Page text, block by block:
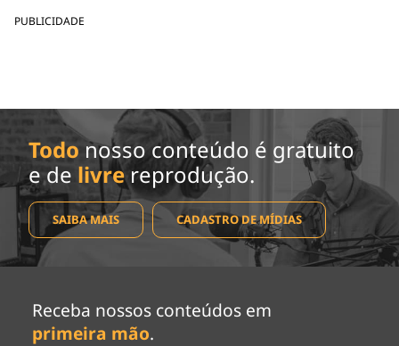
PUBLICIDADE
Todo nosso conteúdo é gratuito
e de livrereprodução.
SAIBA MAIS CADASTRO DE MÍDIAS
Receba nossos conteúdos em
primeira mão.